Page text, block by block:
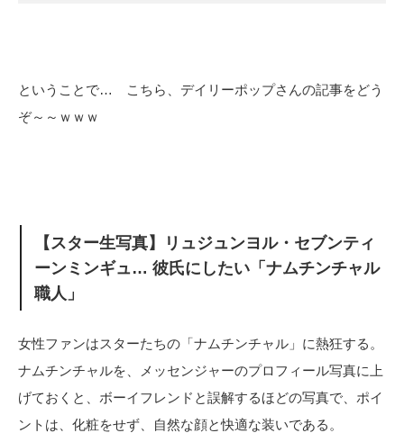
ということで… こちら、デイリーポップさんの記事をどう
ぞ～～ｗｗｗ
【スター生写真】リュジュンヨル・セブンティ
ーンミンギュ… 彼氏にしたい「ナムチンチャル
職人」
女性ファンはスターたちの「ナムチンチャル」に熱狂する。
ナムチンチャルを、メッセンジャーのプロフィール写真に上
げておくと、ボーイフレンドと誤解するほどの写真で、ポイ
ントは、化粧をせず、自然な顔と快適な装いである。